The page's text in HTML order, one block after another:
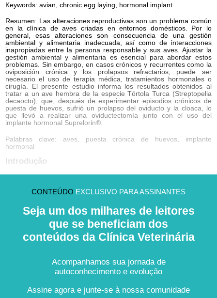
Keywords: avian, chronic egg laying, hormonal implant
Resumen: Las alteraciones reproductivas son un problema común
en la clínica de aves criadas en entornos domésticos. Por lo
general, esas alteraciones son consecuencia de una gestión
ambiental y alimentaria inadecuada, así como de interacciones
inapropiadas entre la persona responsable y sus aves. Ajustar la
gestión ambiental y alimentaria es esencial para abordar estos
problemas. Sin embargo, en casos crónicos y recurrentes como la
oviposición crónica y los prolapsos refractarios, puede ser
necesario el uso de terapia médica, tratamientos hormonales o
cirugía. El presente estudio informa los resultados obtenidos al
tratar a un ave hembra de la especie Tórtola Turca (Streptopelia
decaocto), que, después de experimentar episodios crónicos de
puesta de huevos, sufrió un prolapso del oviducto y la cloaca, lo
que llevó a realizar una oviductectomía junto con el uso del
implante hormonal Suprelorin®.
Palabras clave: aves, puesta crónica de huevos, implante
hormonal
Introdução
CONTEÚDO EXCLUSIVO PARA ASSINANTES
Seja um dos milhares de leitores
que se beneficiam dos
conteúdos da Clínica Veterinária
Acompanhamos sua jornada de
autoconhecimento e evolução
Assine agora e junte-se à nossa comunidade